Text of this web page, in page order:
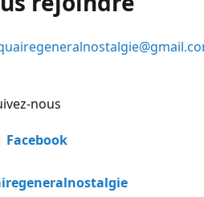
nous
Facebook